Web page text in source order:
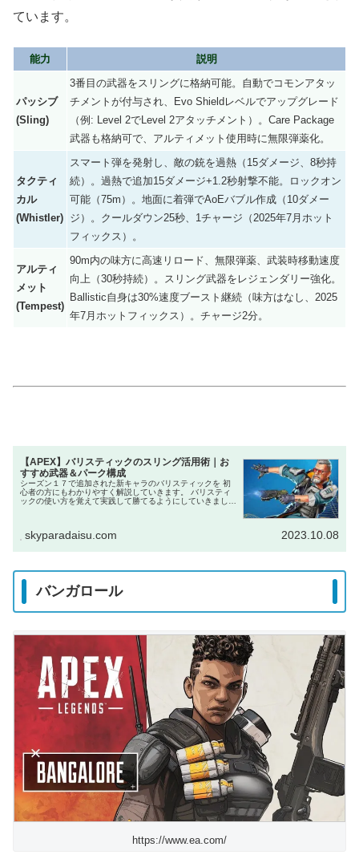
ています。
能力 説明
パッシブ
(Sling)
3番目の武器をスリングに格納可能。自動でコモンアタッ
チメントが付与され、Evo Shieldレベルでアップグレード
（例: Level 2でLevel 2アタッチメント）。Care Package
武器も格納可で、アルティメット使用時に無限弾薬化。
タクティ
カル
(Whistler)
スマート弾を発射し、敵の銃を過熱（15ダメージ、8秒持
続）。過熱で追加15ダメージ+1.2秒射撃不能。ロックオン
可能（75m）。地面に着弾でAoEバブル作成（10ダメー
ジ）。クールダウン25秒、1チャージ（2025年7月ホット
フィックス）。
アルティ
メット
(Tempest)
90m内の味方に高速リロード、無限弾薬、武装時移動速度
向上（30秒持続）。スリング武器をレジェンダリー強化。
Ballistic自身は30%速度ブースト継続（味方はなし、2025
年7月ホットフィックス）。チャージ2分。
【APEX】バリスティックのスリング活用術｜お
すすめ武器＆パーク構成
シーズン１７で追加された新キャラのバリスティックを 初
心者の方にもわかりやすく解説していきます。 バリスティ
ックの使い方を覚えて実践して勝てるようにしていきましょ
skyparadaisu.com 2023.10.08
バンガロール
https://www.ea.com/